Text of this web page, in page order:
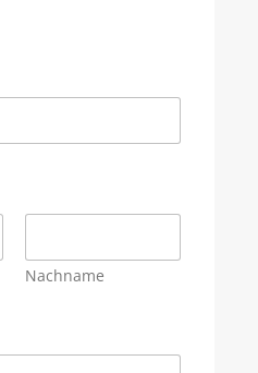
Nachname